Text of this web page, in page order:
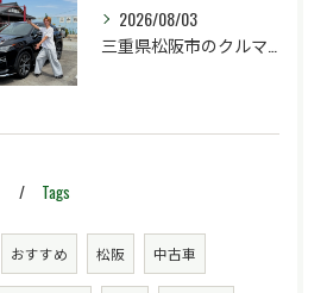
2026/08/03
Tags
おすすめ 松阪 中古車